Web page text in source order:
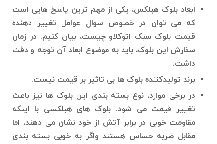
ابعاد بلوک هبلکس، یکی از مهم ترین پاسخ هایی است
که می توان در خصوص سوال عوامل تغییر دهنده
قیمت بلوک سبک اتوکلاو چیست، بیان کنیم. در زمان
سفارش این بلوک، باید به موضوع ابعاد آن توجه و دقت
داشت.
برند تولیدکننده بلوک ها بی تاثیر بر قیمت نیست.
در برخی موارد، نوع بسته بندی این بلوک ها نیز باعث
تغییر قیمت می شود. بلوک های هبلکسی با اینکه
مقاومت خوبی در برابر آتش از خود نشان می دهند، اما
مقابل ضربه حساس هستند واگر به خوبی بسته بندی